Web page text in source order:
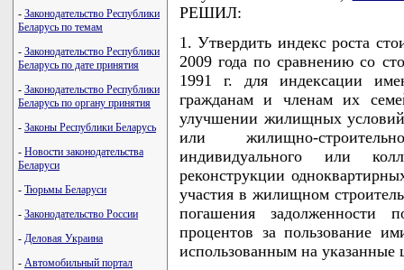
- Законодательство Республики
Беларусь по темам
- Законодательство Республики
Беларусь по дате принятия
- Законодательство Республики
Беларусь по органу принятия
- Законы Республики Беларусь
- Новости законодательства
Беларуси
- Тюрьмы Беларуси
- Законодательство России
- Деловая Украина
- Автомобильный портал
РЕШИЛ:
1. Утвердить индекс роста
2009 года по сравнению со
1991 г. для индексации
гражданам и членам их
улучшении жилищных
или жилищно-
индивидуального или
реконструкции
участия в жилищном
погашения задолженности
процентов за пользование
использованным на указанные